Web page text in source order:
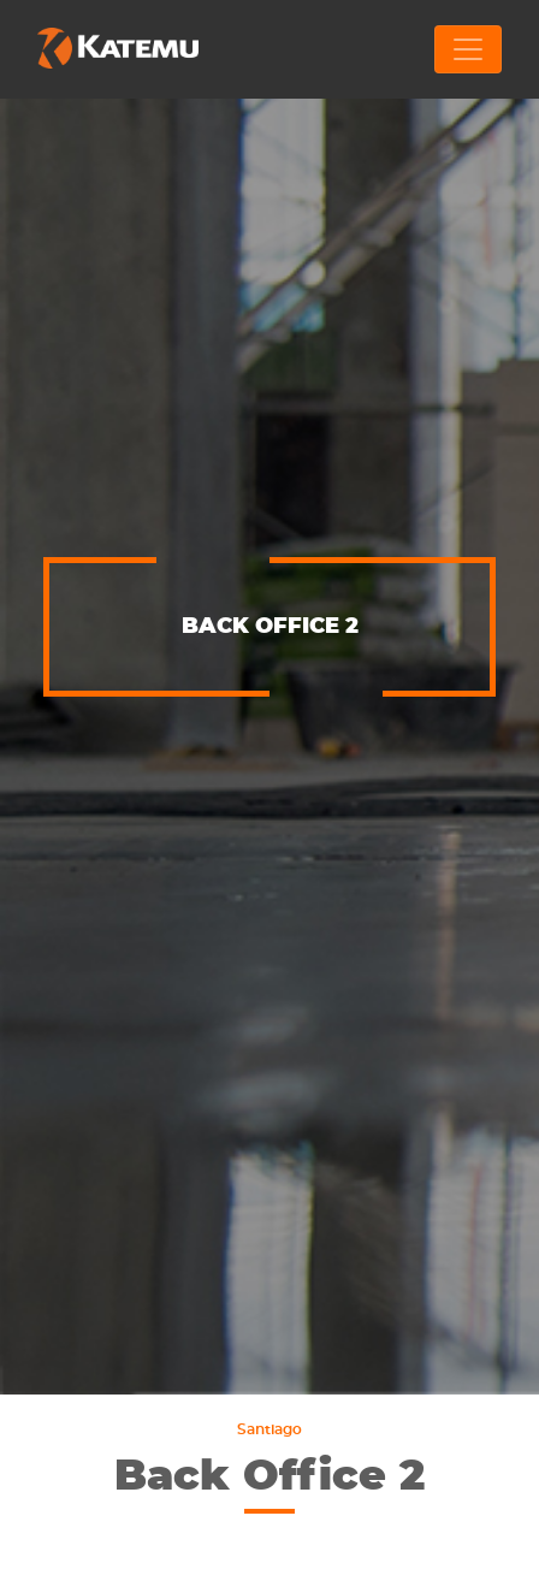
BACK OFFICE 2
Santiago
Back Office 2